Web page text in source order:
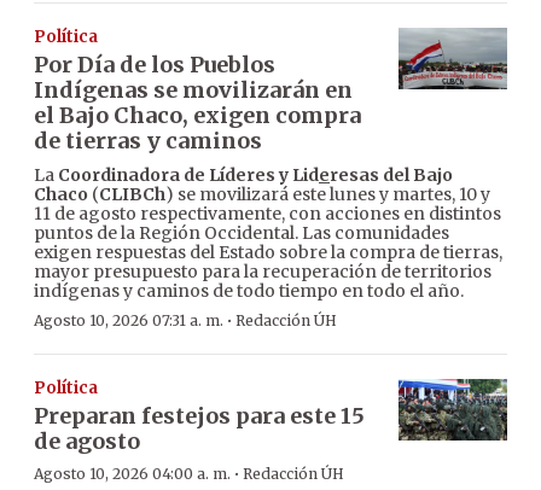
Política
Por Día de los Pueblos
Indígenas se movilizarán en
el Bajo Chaco, exigen compra
de tierras y caminos
La Coordinadora de Líderes y Lideresas del Bajo
Chaco (CLIBCh) se movilizará este lunes y martes, 10 y
11 de agosto respectivamente, con acciones en distintos
puntos de la Región Occidental. Las comunidades
exigen respuestas del Estado sobre la compra de tierras,
mayor presupuesto para la recuperación de territorios
indígenas y caminos de todo tiempo en todo el año.
Agosto 10, 2026 07:31 a. m. · Redacción ÚH
Política
Preparan festejos para este 15
de agosto
Agosto 10, 2026 04:00 a. m. · Redacción ÚH